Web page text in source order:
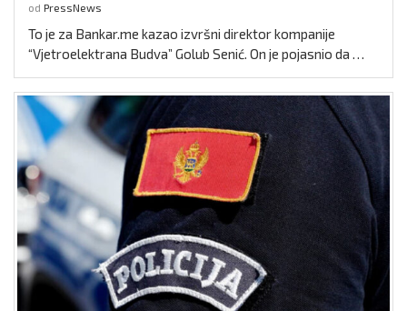
od PressNews
To je za Bankar.me kazao izvršni direktor kompanije
“Vjetroelektrana Budva” Golub Senić. On je pojasnio da …